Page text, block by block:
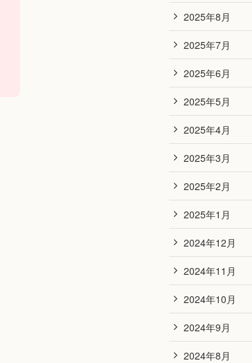
2025年8月
2025年7月
2025年6月
2025年5月
2025年4月
2025年3月
2025年2月
2025年1月
2024年12月
2024年11月
2024年10月
2024年9月
2024年8月